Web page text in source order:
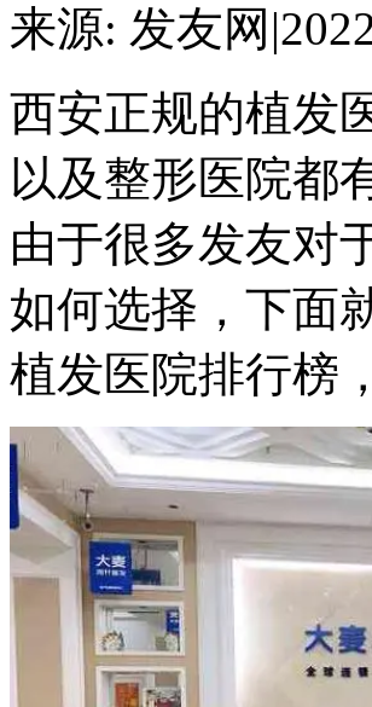
来源: 发友网 |
西安正规的植发
以及整形医院都
由于很多发友对
如何选择，下面
植发医院排行榜